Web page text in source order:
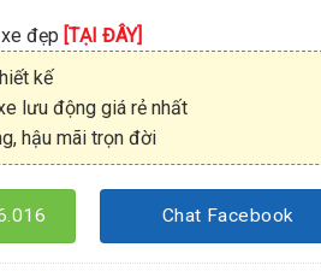
đẹp [TẠI ĐÂY]
kế
lưu động giá rẻ nhất
hậu mãi trọn đời
Chat Facebook